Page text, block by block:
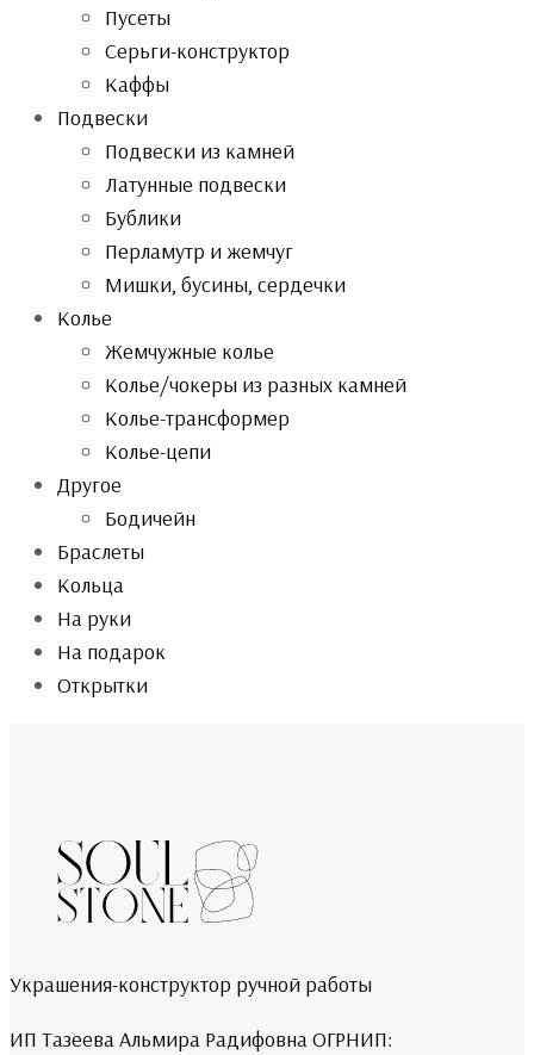
Пусеты
Серьги-конструктор
Каффы
Подвески
Подвески из камней
Латунные подвески
Бублики
Перламутр и жемчуг
Мишки, бусины, сердечки
Колье
Жемчужные колье
Колье/чокеры из разных камней
Колье-трансформер
Колье-цепи
Другое
Бодичейн
Браслеты
Кольца
На руки
На подарок
Открытки
Украшения-конструктор ручной работы
ИП Тазеева Альмира Радифовна ОГРНИП: